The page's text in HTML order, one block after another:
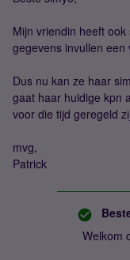
Mijn vriendin heeft
gegevens invullen
Dus nu kan ze haar
gaat haar huidige kpn
voor die tijd geregeld
mvg,
Patrick
Welkom